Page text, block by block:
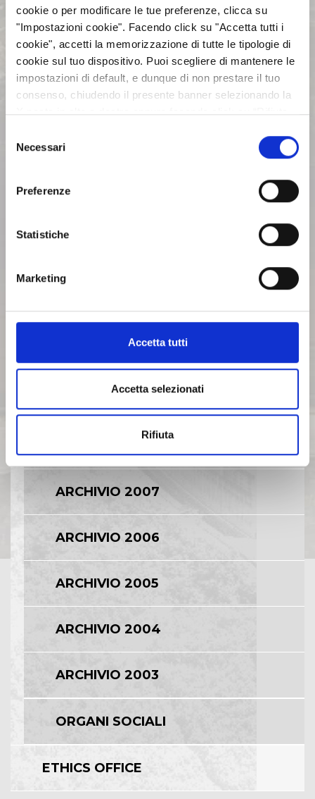
cookie o per modificare le tue preferenze, clicca su
"Impostazioni cookie". Facendo click su "Accetta tutti i
cookie", accetti la memorizzazione di tutte le tipologie di
cookie sul tuo dispositivo. Puoi scegliere di mantenere le
impostazioni di default, e dunque di non prestare il tuo
consenso, chiudendo il presente banner selezionando la
X posta in alto a destra oppure facendo click su “Rifiuta
assenza dei cookie diversi da quelli tecnici. Per maggiori
informazioni puoi consultare la nostra politica sui cookie
delNecessari
Preferenze
Statistiche
Marketing
Accetta tutti
Accetta selezionati
Rifiuta
ARCHIVIO 2017
ARCHIVIO 2016
ARCHIVIO 2011
ARCHIVIO 2007
ARCHIVIO 2006
ARCHIVIO 2005
ARCHIVIO 2004
ARCHIVIO 2003
ORGANI SOCIALI
ETHICS OFFICE